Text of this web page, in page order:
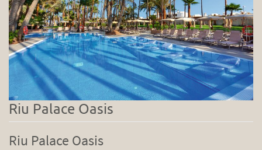
Riu Palace Oasis
Riu Palace Oasis